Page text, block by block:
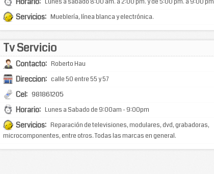
Lunes a sábado 8:00 am. a 2:00 pm. y de 5:00 pm. a 9:00 pm
Servicios: Mueblería, línea blanca y electrónica.
Tv Servicio
Contacto: Roberto Hau
Direccion: calle 50 entre 55 y 57
Cel: 981861205
Horario: Lunes a Sabado de 9:00am - 9:00pm
Servicios: Reparación de televisiones, modulares, dvd, grabadoras,
microcomponentes, entre otros. Todas las marcas en general.